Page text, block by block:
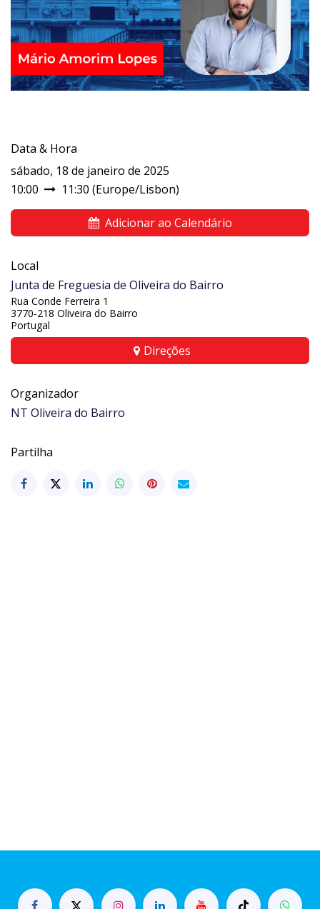
Data & Hora
sábado, 18 de janeiro de 2025
10:00
11:30 (Europe/Lisbon)
Adicionar ao Calendário
Local
Junta de Freguesia de Oliveira do Bairro
Rua Conde Ferreira 1
3770-218 Oliveira do Bairro
Portugal
Direções
Organizador
NT Oliveira do Bairro
Partilha